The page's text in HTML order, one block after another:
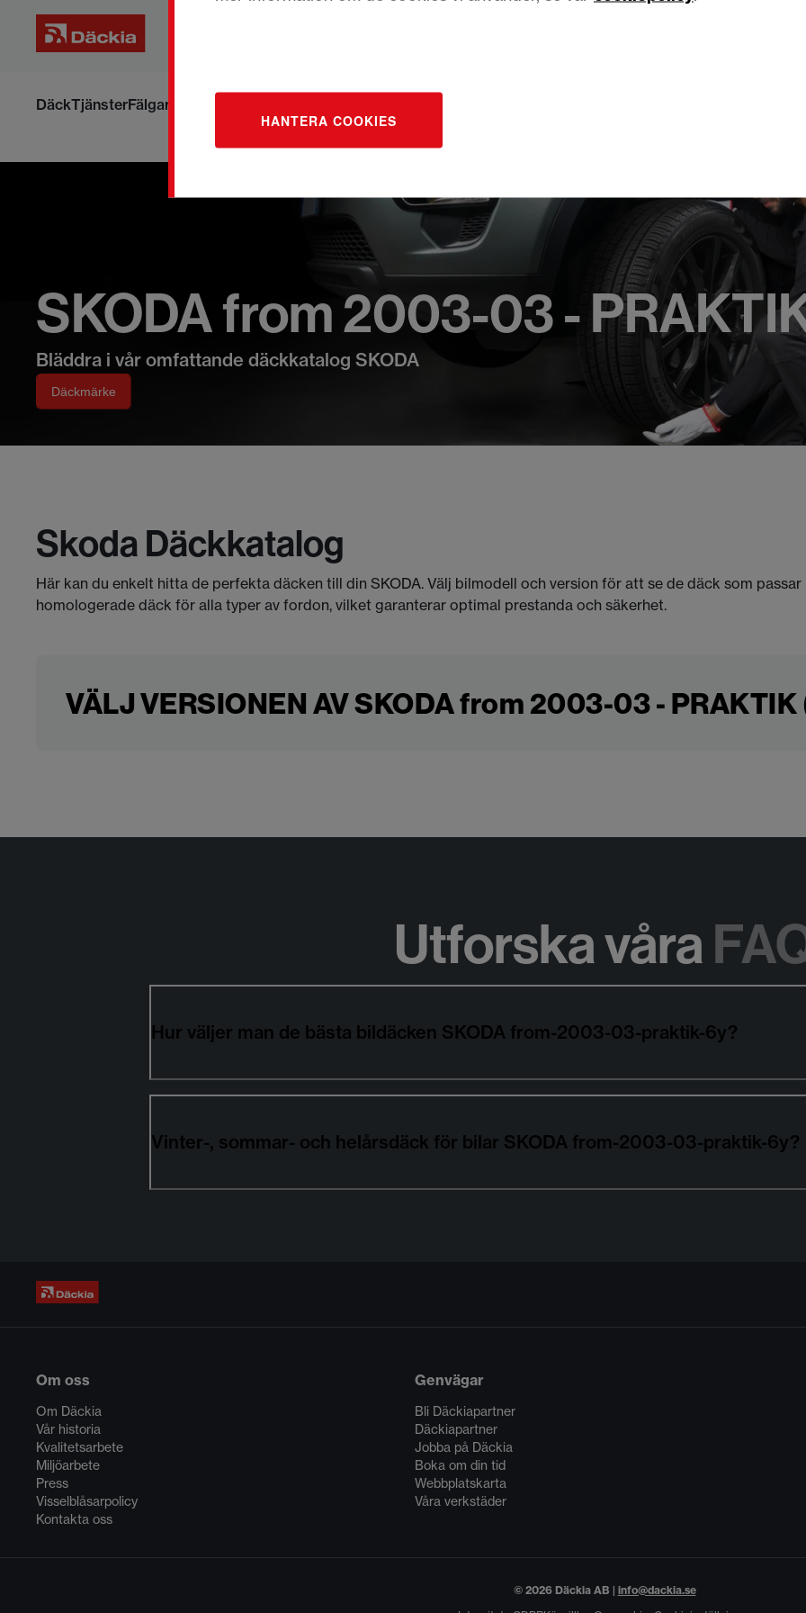
HANTERA COOKIES
DäckTjänsterFälgar
SKODA from 2003-03 -
Bläddra i vår omfattande däckkatalog SKODA
Däckmärke
Skoda Däckkatalog
Här kan du enkelt hitta de perfekta däcken till din SKODA. Välj bilmodell och version för att se de däck som
homologerade däck för alla typer av fordon, vilket garanterar optimal prestanda och säkerhet.
VÄLJ VERSIONEN AV SKODA from 2003-03 - PRAKTIK
Utforska våra
Hur väljer man de bästa bildäcken SKODA from-2003-03-praktik-6y?
Vinter-, sommar- och helårsdäck för bilar SKODA from-2003-03-praktik-6y?
Om oss
Om Däckia
Vår historia
Kvalitetsarbete
Miljöarbete
Press
Visselblåsarpolicy
Kontakta oss
Genvägar
Bli Däckiapartner
Däckiapartner
Jobba på Däckia
Boka om din tid
Webbplatskarta
Våra verkstäder
© 2026 Däckia AB | info@dackia.se